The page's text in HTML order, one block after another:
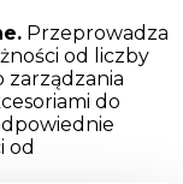
Przeprowadza
od liczby
zarządzania
do
od